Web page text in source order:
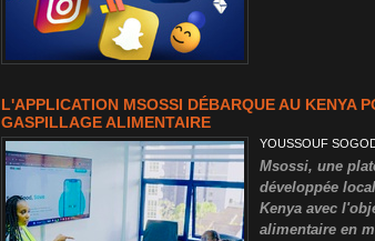
L'APPLICATION MSOSSI DÉBARQUE AU KENYA
GASPILLAGE ALIMENTAIRE
YOUSSOUF
Msossi, une
développée
Kenya avec
alimentaire en